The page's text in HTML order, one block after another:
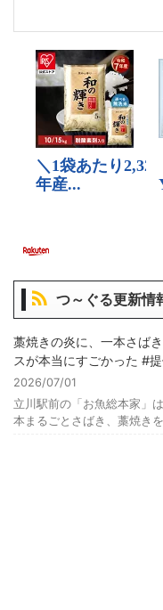
つ～ぐる更新情
藁焼きの炎に、一本さば
スが本当にすごかった #
2026/07/01
立川駅前の「お魚総本家」
本まるごとさばき、藁焼き